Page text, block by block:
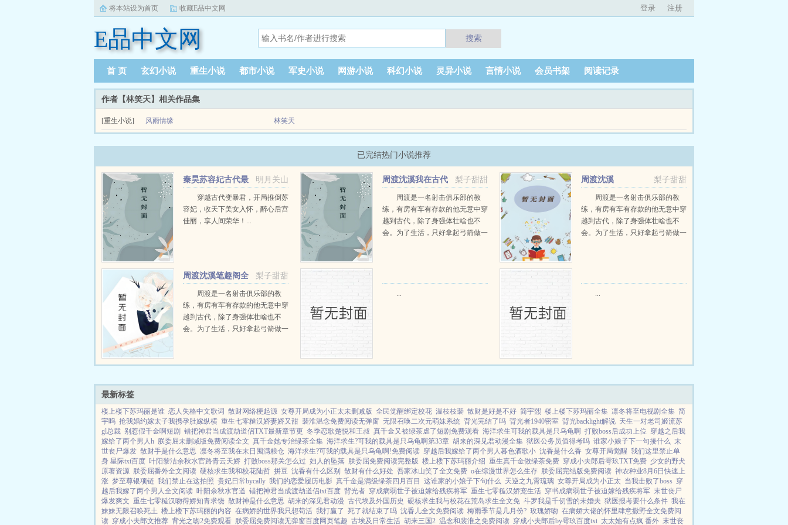
将本站设为首页 收藏E品中文网 登录 注册
E品中文网 搜索
首 页 玄幻小说 重生小说 都市小说 军史小说 网游小说 科幻小说 灵异小说 言情小说 会员书架 阅读记录
作者【林笑天】相关作品集
[重生小说] 风雨情缘 林笑天
已完结热门小说推荐
明月关山
秦昊苏容妃古代最
强昏君最新章节在线阅读
穿越古代变暴君，开局推倒苏
容妃，收天下美女入怀，醉心后宫
佳丽，享人间荣华！...
梨子甜甜
周渡沈溪我在古代
当猎户小说免费在线阅读
周渡是一名射击俱乐部的教
练，有房有车有存款的他无意中穿
越到古代，除了身强体壮啥也不
会。为了生活，只好拿起弓箭做一
梨子甜甜
周渡沈溪
周渡是一名射击俱乐部的教
练，有房有车有存款的他无意中穿
越到古代，除了身强体壮啥也不
会。为了生活，只好拿起弓箭做一
梨子甜甜
周渡沈溪笔趣阁全
文免费阅读
周渡是一名射击俱乐部的教
练，有房有车有存款的他无意中穿
越到古代，除了身强体壮啥也不
会。为了生活，只好拿起弓箭做一
只野兔，不会做（失望）第三天周
... ...
最新标签
楼上楼下苏玛丽是谁 恋人失格中文歌词 散财网络梗起源 女尊开局成为小正太未删减版 全民觉醒绑定校花 温枝枝裴 散财是好是不好 简宇熙 楼上楼下苏玛丽全集 凛冬将至电视剧全集 简
宇呜 抢我婚约嫁太子我携孕肚嫁纵横 重生七零糙汉娇妻娇又甜 裴淮温念免费阅读无弹窗 无限召唤二次元萌妹系统 背光完结了吗 背光者1940密室 背光backlight解说 天生一对老司姬流苏
gl总裁 别惹假千金啊短剧 错把神君当成渡劫道侣TXT最新章节更 冬季恋歌楚悦和王叔 真千金又被绿茶虐了短剧免费观看 海洋求生可我的载具是只乌龟啊 打败boss后成功上位 穿越之后我
嫁给了两个男人h 朕委屈未删减版免费阅读全文 真千金她专治绿茶全集 海洋求生?可我的载具是只乌龟啊第33章 胡来的深见君动漫全集 狱医公务员值得考吗 谁家小娘子下一句接什么 末
世丧尸爆发 散财手是什么意思 凛冬将至我在末日囤满粮仓 海洋求生?可我的载具是只乌龟啊!免费阅读 穿越后我嫁给了两个男人暮色酒歌小 沈香是什么香 女尊开局觉醒 我们这里禁止单
身 星际txt百度 叶阳黎洁余秋水官路青云天娇 打败boss那关怎么过 妇人的坠落 朕委屈免费阅读完整版 楼上楼下苏玛丽介绍 重生真千金做绿茶免费 穿成小夫郎后雩玖TXT免费 少女的野犬
原著资源 朕委屈番外全文阅读 硬核求生我和校花陆哲 拼豆 沈香有什么区别 散财有什么好处 吾家冰山笑了全文免费 o在综漫世界怎么生存 朕委屈完结版免费阅读 神农种业8月6日快速上
涨 梦至尊银项链 我们禁止在这拍照 贵妃日常bycally 我们的恋爱履历电影 真千金是满级绿茶四月百目 这谁家的小娘子下句什么 天逆之九霄琉璃 女尊开局成为小正太 当我击败了boss 穿
越后我嫁了两个男人全文阅读 叶阳余秋水官道 错把神君当成渡劫道侣txt百度 背光者 穿成病弱世子被迫嫁给残疾将军 重生七零糙汉娇宠生活 穿书成病弱世子被迫嫁给残疾将军 末世丧尸
爆发爽文 重生七零糙汉吻得娇知青求饶 散财神是什么意思 胡来的深见君动漫 古代埃及外国历史 硬核求生我与校花在荒岛求生全文免 斗罗我是千仞雪的未婚夫 狱医报考要什么条件 我在
妹妹无限召唤死土 楼上楼下苏玛丽的内容 在病娇的世界我只想苟活 我打赢了 死了就结束了吗 沈香儿全文免费阅读 梅雨季节是几月份? 玫瑰娇吻 在病娇大佬的怀里肆意撒野全文免费阅
读 穿成小夫郎文推荐 背光之吻2免费观看 朕委屈免费阅读无弹窗百度网页笔趣 古埃及日常生活 胡来三国2 温念和裴淮之免费阅读 穿成小夫郎后by雩玖百度txt 太太她有点疯 番外 末世丧